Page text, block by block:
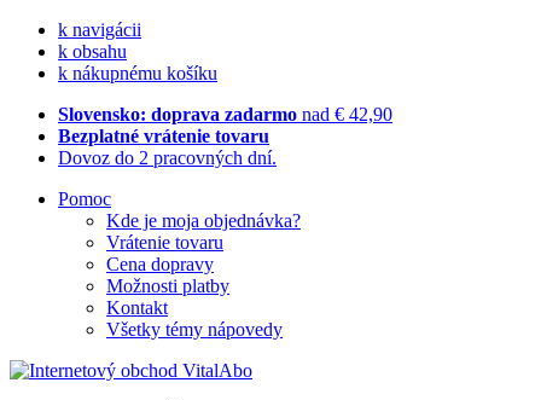
k navigácii
k obsahu
k nákupnému košíku
Slovensko: doprava zadarmo nad € 42,90
Bezplatné vrátenie tovaru
Dovoz do 2 pracovných dní.
Pomoc
Kde je moja objednávka?
Vrátenie tovaru
Cena dopravy
Možnosti platby
Kontakt
Všetky témy nápovedy